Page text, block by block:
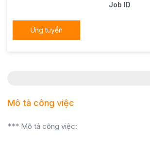
Job ID
Ứng tuyển
Mô tả công việc
*** Mô tả công việc: